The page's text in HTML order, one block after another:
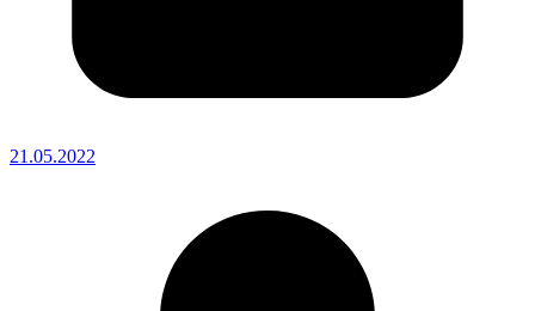
21.05.2022